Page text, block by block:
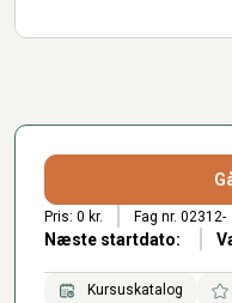
Pris: 0 kr. Fag nr. 02312-
Næste startdato:
Kursuskatalog